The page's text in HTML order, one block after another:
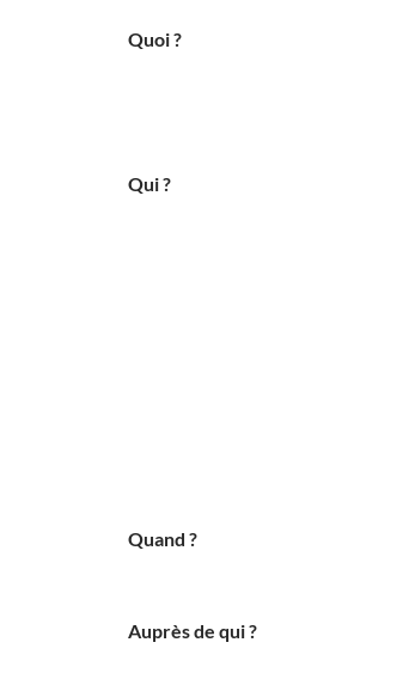
Quoi ?
Qui ?
Quand ?
Auprès de qui ?